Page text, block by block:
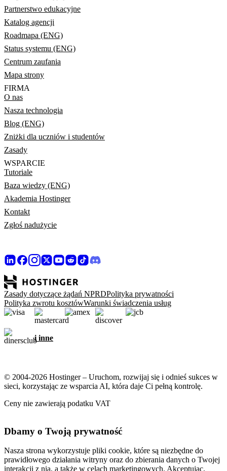
Partnerstwo edukacyjne
Katalog agencji
Roadmapa (ENG)
Status systemu (ENG)
Centrum zaufania
Mapa strony
FIRMA
O nas
Nasza technologia
Blog (ENG)
Zniżki dla uczniów i studentów
Zasady
WSPARCIE
Tutoriale
Baza wiedzy (ENG)
Akademia Hostinger
Kontakt
Zgłoś nadużycie
Zasady dotyczące żądań NPRDPolityka prywatności
Polityka zwrotu kosztówWarunki świadczenia usług
i inne
© 2004-2026 Hostinger – Uruchom, rozwijaj się i odnieś sukces w
sieci, korzystając ze wsparcia AI, która daje Ci pełną kontrolę.
Ceny nie zawierają podatku VAT
Dbamy o Twoją prywatność
Nasza strona wykorzystuje pliki cookie, które są niezbędne do
prawidłowego działania witryny oraz do zbierania danych o Twojej
interakcji z nią, a także w celach marketingowych. Akceptując,